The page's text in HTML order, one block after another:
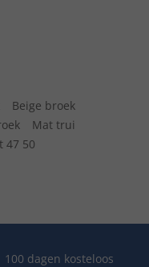
Beige broek
Mat trui
47 50
100 dagen kosteloos